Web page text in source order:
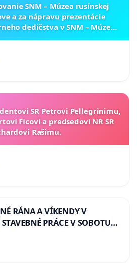
SNM – Múzea rusínskej
a za nápravu prezentácie
dedičstva v SNM – Múzeu
SR Petrovi Pellegrinimu,
Ficovi a predsedovi NR SR
Rašimu.
RÁNA A VÍKENDY V
PRÁCE V SOBOTU
HOD., CEZ PRACOVNÝ
18.00 HOD. A PRAVIDELNÁ
C-AREA NA